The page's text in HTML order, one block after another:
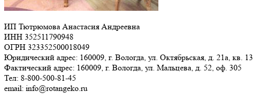
ИП Тютрюмова Анастасия Андреевна
ИНН 352511790948
ОГРН 323352500018049
Юридический адрес: 160009, г. Вологда, ул. Октябрьская, д. 21а, кв. 13
Фактический адрес: 160009, г. Вологда, ул. Мальцева, д. 52, оф. 305
Тел: 8-800-500-81-45
email: info@rotangeko.ru